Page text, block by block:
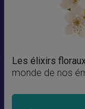
Les élixirs
monde de nos